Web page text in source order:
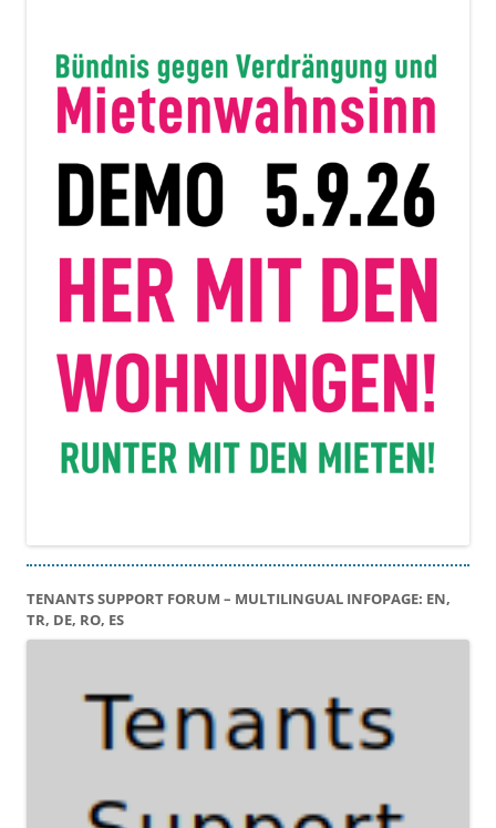
TENANTS SUPPORT FORUM – MULTILINGUAL INFOPAGE: EN,
TR, DE, RO, ES